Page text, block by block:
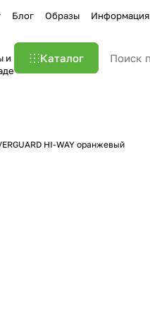
Блог Образы Информация
и
Каталог
HI-WAY оранжевый